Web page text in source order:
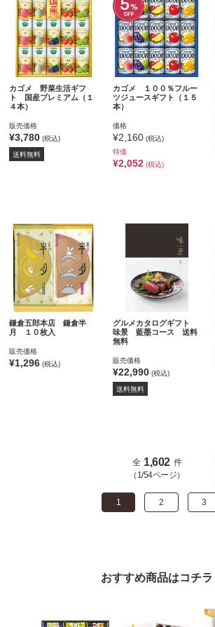
カゴメ 野菜生活ギフ
ト 国産プレミアム（１
４本）
販売価格
¥3,780 (税込)
送料無料
カゴメ １００％フルー
ツジュースギフト（１５
本）
価格
¥2,160(税込)
特価
¥2,052(税込)
鎌倉五郎本店 鎌倉半
月 １０枚入
販売価格
¥1,296 (税込)
グルメカタログギフト
味景 藍墨コース 送料
無料
販売価格
¥22,990(税込)
送料無料
全 1,602 件
（1/54ページ）
1 2 3
おすすめ商品はコチラ